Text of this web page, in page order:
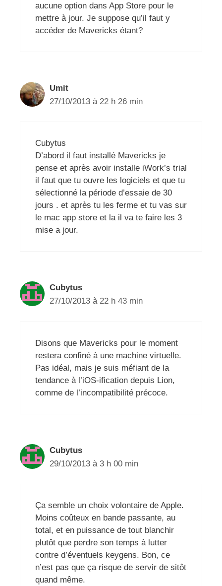
aucune option dans App Store pour le
mettre à jour. Je suppose qu’il faut y
accéder de Mavericks étant?
Umit
27/10/2013 à 22 h 26 min
Cubytus
D’abord il faut installé Mavericks je
pense et après avoir installe iWork’s trial
il faut que tu ouvre les logiciels et que tu
sélectionné la période d’essaie de 30
jours . et après tu les ferme et tu vas sur
le mac app store et la il va te faire les 3
mise a jour.
Cubytus
27/10/2013 à 22 h 43 min
Disons que Mavericks pour le moment
restera confiné à une machine virtuelle.
Pas idéal, mais je suis méfiant de la
tendance à l’iOS-ification depuis Lion,
comme de l’incompatibilité précoce.
Cubytus
29/10/2013 à 3 h 00 min
Ça semble un choix volontaire de Apple.
Moins coûteux en bande passante, au
total, et en puissance de tout blanchir
plutôt que perdre son temps à lutter
contre d’éventuels keygens. Bon, ce
n’est pas que ça risque de servir de sitôt
quand même.